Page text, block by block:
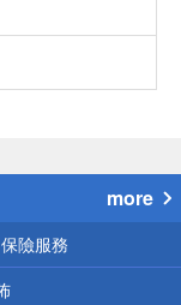
more
保險服務